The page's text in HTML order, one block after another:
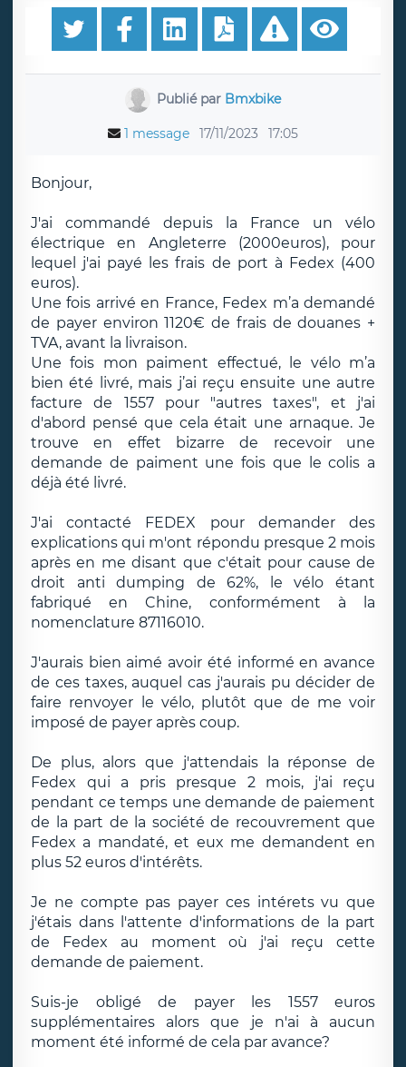
Publié par Bmxbike
1 message 17/11/2023 17:05
Bonjour,
J'ai commandé depuis la France un vélo
électrique en Angleterre (2000euros), pour
lequel j'ai payé les frais de port à Fedex (400
euros).
Une fois arrivé en France, Fedex m’a demandé
de payer environ 1120€ de frais de douanes +
TVA, avant la livraison.
Une fois mon paiment effectué, le vélo m’a
bien été livré, mais j’ai reçu ensuite une autre
facture de 1557 pour "autres taxes", et j'ai
d'abord pensé que cela était une arnaque. Je
trouve en effet bizarre de recevoir une
demande de paiment une fois que le colis a
déjà été livré.
J'ai contacté FEDEX pour demander des
explications qui m'ont répondu presque 2 mois
après en me disant que c'était pour cause de
droit anti dumping de 62%, le vélo étant
fabriqué en Chine, conformément à la
nomenclature 87116010.
J'aurais bien aimé avoir été informé en avance
de ces taxes, auquel cas j'aurais pu décider de
faire renvoyer le vélo, plutôt que de me voir
imposé de payer après coup.
De plus, alors que j'attendais la réponse de
Fedex qui a pris presque 2 mois, j'ai reçu
pendant ce temps une demande de paiement
de la part de la société de recouvrement que
Fedex a mandaté, et eux me demandent en
plus 52 euros d'intérêts.
Je ne compte pas payer ces intérets vu que
j'étais dans l'attente d'informations de la part
de Fedex au moment où j'ai reçu cette
demande de paiement.
Suis-je obligé de payer les 1557 euros
supplémentaires alors que je n'ai à aucun
moment été informé de cela par avance?